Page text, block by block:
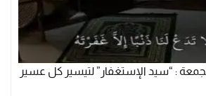
: “سيد الإستغفار” لتيسير كل عسير